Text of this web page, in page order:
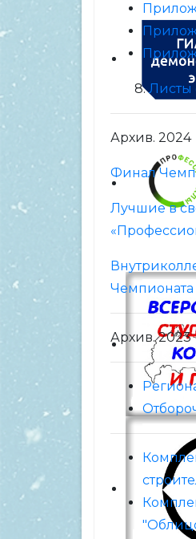
8.Листы
Архив. 2024
Финал
Лучшие в
Чемпионата
Архив. 2023